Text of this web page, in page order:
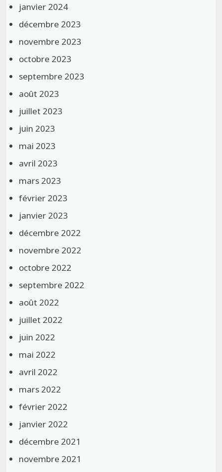
janvier 2024
décembre 2023
novembre 2023
octobre 2023
septembre 2023
août 2023
juillet 2023
juin 2023
mai 2023
avril 2023
mars 2023
février 2023
janvier 2023
décembre 2022
novembre 2022
octobre 2022
septembre 2022
août 2022
juillet 2022
juin 2022
mai 2022
avril 2022
mars 2022
février 2022
janvier 2022
décembre 2021
novembre 2021